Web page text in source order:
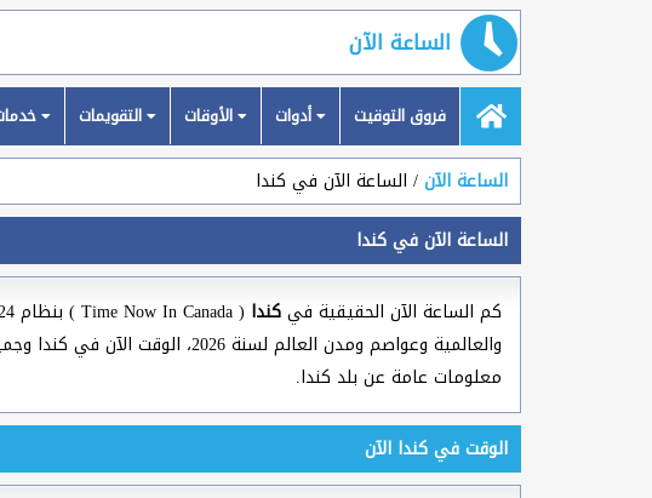
الساعة الآن
فروق التوقيت أدوات الأوقات التقويمات خدمات
الساعة الآن الساعة الآن في كندا
الساعة الآن في كندا
كم الساعة الآن الحقيقية فيكندا
معلومات عامة عن بلد كندا.
الوقت في كندا الآن